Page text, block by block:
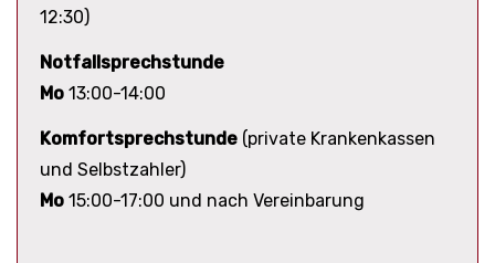
12:30)
Notfallsprechstunde
Mo 13:00-14:00
Komfortsprechstunde (private Krankenkassen
und Selbstzahler)
Mo 15:00-17:00 und nach Vereinbarung